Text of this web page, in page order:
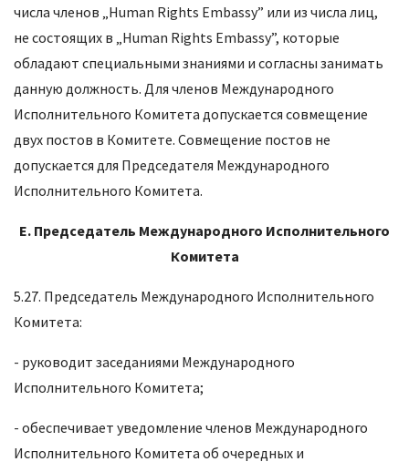
числа членов „Human Rights Embassy” или из числа лиц,
не состоящих в „Human Rights Embassy”, которые
обладают специальными знаниями и согласны занимать
данную должность. Для членов Международного
Исполнительного Комитета допускается совмещение
двух постов в Комитете. Совмещение постов не
допускается для Председателя Международного
Исполнительного Комитета.
E. Председатель Международного Исполнительного
Комитета
5.27. Председатель Международного Исполнительного
Комитета:
- руководит заседаниями Международного
Исполнительного Комитета;
- обеспечивает уведомление членов Международного
Исполнительного Комитета об очередных и